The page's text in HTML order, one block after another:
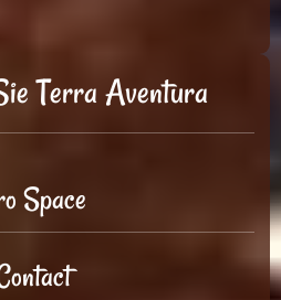
Terra Aventura
Space